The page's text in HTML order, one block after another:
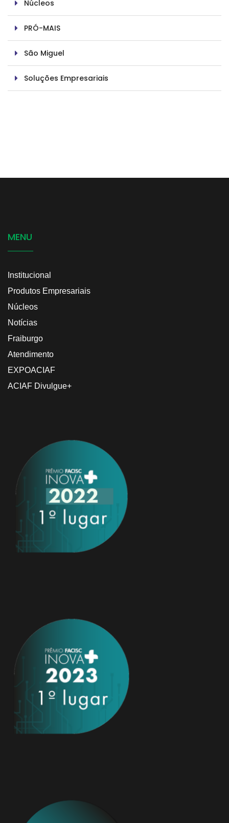
Núcleos
PRÓ-MAIS
São Miguel
Soluções Empresariais
MENU
Institucional
Produtos Empresariais
Núcleos
Notícias
Fraiburgo
Atendimento
EXPOACIAF
ACIAF Divulgue+